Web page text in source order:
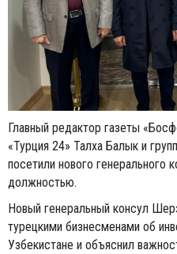
Главный редактор газеты
«Турция 24» Талха Балык и
посетили нового генерального
должностью.
Новый генеральный консул
турецкими бизнесменами об
Узбекистане и объяснил